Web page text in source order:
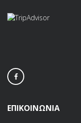
ΕΠΙΚΟΙΝΩΝΙΑ